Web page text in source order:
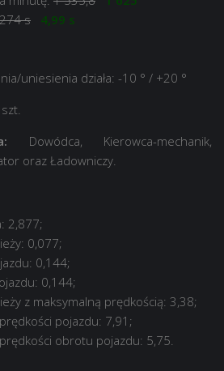
s
4,99 s
uniesienia działa: -10 ° / +20 °
Dowódca, Kierowca-mechanik,
oraz Ładowniczy.
2,877;
0,077;
0,144;
0,144;
z maksymalną prędkością: 3,38;
pojazdu: 7,91;
obrotu pojazdu: 5,75.